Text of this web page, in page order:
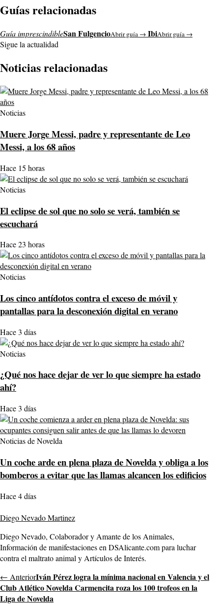
Guías relacionadas
Guía imprescindibleSan FulgencioAbrir guía → IbiAbrir guía →
Sigue la actualidad
Noticias relacionadas
Noticias
Muere Jorge Messi, padre y representante de Leo
Messi, a los 68 años
Hace 15 horas
Noticias
El eclipse de sol que no solo se verá, también se
escuchará
Hace 23 horas
Noticias
Los cinco antídotos contra el exceso de móvil y
pantallas para la desconexión digital en verano
Hace 3 días
Noticias
¿Qué nos hace dejar de ver lo que siempre ha estado
ahí?
Hace 3 días
Noticias de Novelda
Un coche arde en plena plaza de Novelda y obliga a los
bomberos a evitar que las llamas alcancen los edificios
Hace 4 días
Diego Nevado Martinez
Diego Nevado, Colaborador y Amante de los Animales,
Información de manifestaciones en DSAlicante.com para luchar
contra el maltrato animal y Artículos de Interés.
← AnteriorIván Pérez logra la mínima nacional en Valencia y el
Club Atlético Novelda Carmencita roza los 100 trofeos en la
Liga de Novelda